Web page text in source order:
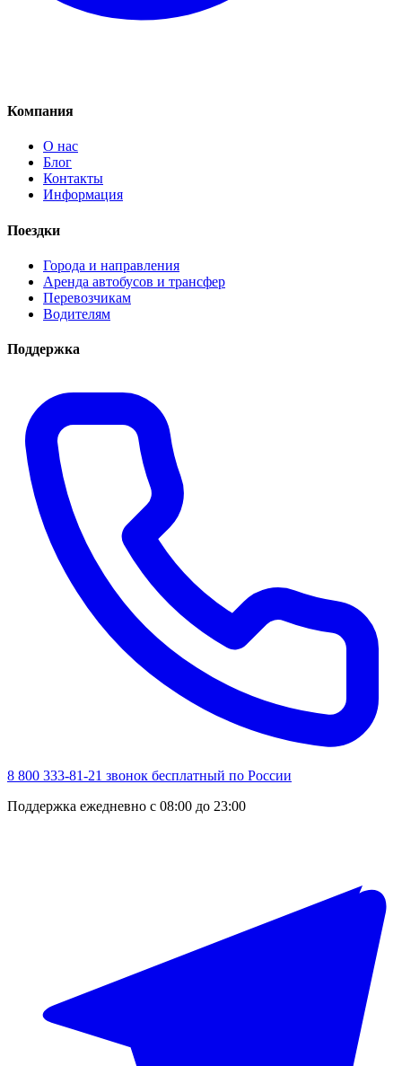
Компания
О нас
Блог
Контакты
Информация
Поездки
Города и направления
Аренда автобусов и трансфер
Перевозчикам
Водителям
Поддержка
8 800 333-81-21 звонок бесплатный по России
Поддержка ежедневно с 08:00 до 23:00